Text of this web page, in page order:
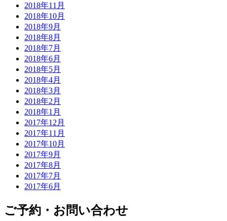
2018年11月
2018年10月
2018年9月
2018年8月
2018年7月
2018年6月
2018年5月
2018年4月
2018年3月
2018年2月
2018年1月
2017年12月
2017年11月
2017年10月
2017年9月
2017年8月
2017年7月
2017年6月
ご予約・お問い合わせ